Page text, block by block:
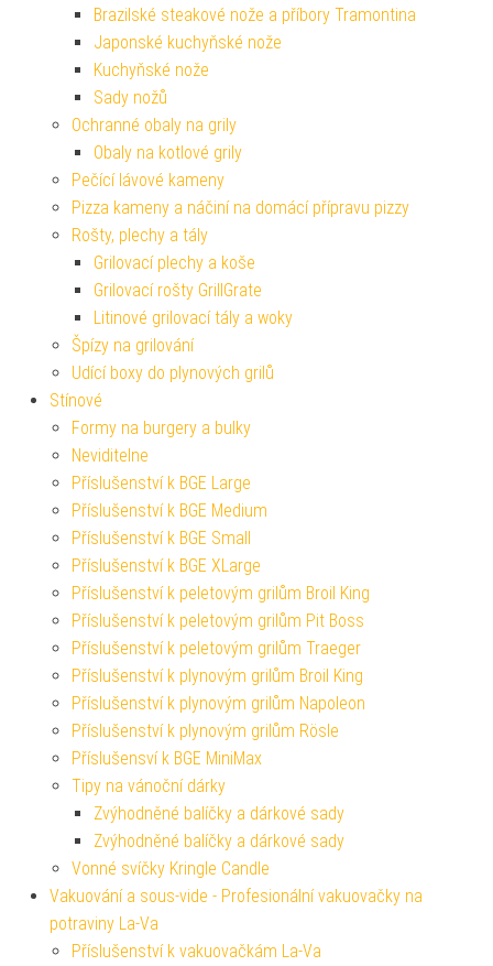
Brazilské steakové nože a příbory Tramontina
Japonské kuchyňské nože
Kuchyňské nože
Sady nožů
Ochranné obaly na grily
Obaly na kotlové grily
Pečící lávové kameny
Pizza kameny a náčiní na domácí přípravu pizzy
Rošty, plechy a tály
Grilovací plechy a koše
Grilovací rošty GrillGrate
Litinové grilovací tály a woky
Špízy na grilování
Udící boxy do plynových grilů
Stínové
Formy na burgery a bulky
Neviditelne
Příslušenství k BGE Large
Příslušenství k BGE Medium
Příslušenství k BGE Small
Příslušenství k BGE XLarge
Příslušenství k peletovým grilům Broil King
Příslušenství k peletovým grilům Pit Boss
Příslušenství k peletovým grilům Traeger
Příslušenství k plynovým grilům Broil King
Příslušenství k plynovým grilům Napoleon
Příslušenství k plynovým grilům Rösle
Příslušensví k BGE MiniMax
Tipy na vánoční dárky
Zvýhodněné balíčky a dárkové sady
Zvýhodněné balíčky a dárkové sady
Vonné svíčky Kringle Candle
Vakuování a sous-vide - Profesionální vakuovačky na
potraviny La-Va
Příslušenství k vakuovačkám La-Va